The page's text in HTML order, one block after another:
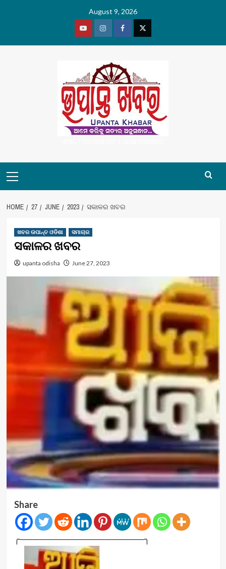
August 9, 2026
YoutubeVimeoFacebookTwitter
Menu
HOME 27 JUNE 2023 ସକାଳର ଖବର
ଖବର ଉପାନ୍ତ ଓଡିଶା ସମାଚାର
ସକାଳର ଖବର
upanta odisha June 27, 2023
Share
╭───────────────────╮